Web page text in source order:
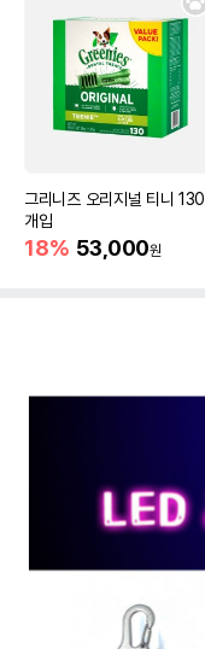
그리니즈 오리지널 티니 130
개입
18% 53,000원